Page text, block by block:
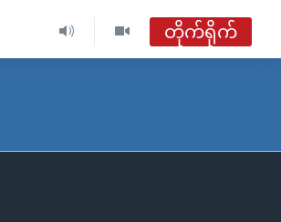
တိုက်ရိုက်
အစီအစဉ်များ